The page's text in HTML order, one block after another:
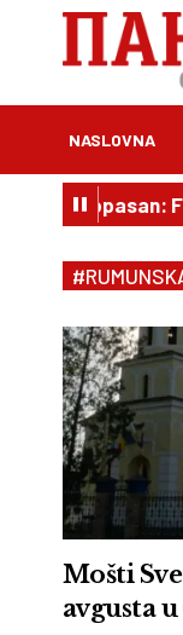
NASLOVNA
je vrlo opasan:
Mošti
avgusta